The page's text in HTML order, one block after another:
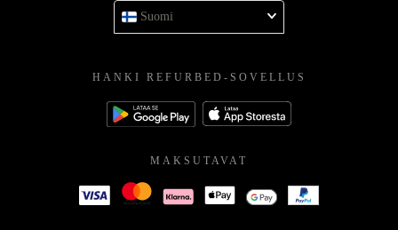
Suomi
HANKI REFURBED-SOVELLUS
MAKSUTAVAT